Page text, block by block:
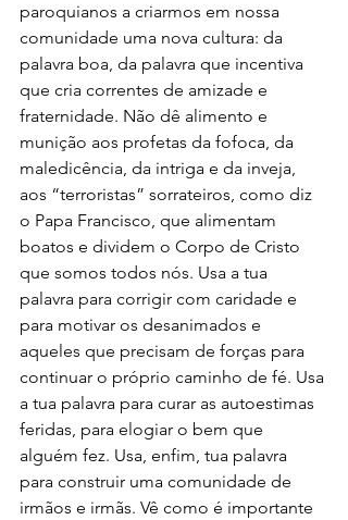
paroquianos a criarmos em nossa
comunidade uma nova cultura: da
palavra boa, da palavra que incentiva
que cria correntes de amizade e
fraternidade. Não dê alimento e
munição aos profetas da fofoca, da
maledicência, da intriga e da inveja,
aos “terroristas” sorrateiros, como diz
o Papa Francisco, que alimentam
boatos e dividem o Corpo de Cristo
que somos todos nós. Usa a tua
palavra para corrigir com caridade e
para motivar os desanimados e
aqueles que precisam de forças para
continuar o próprio caminho de fé. Usa
a tua palavra para curar as autoestimas
feridas, para elogiar o bem que
alguém fez. Usa, enfim, tua palavra
para construir uma comunidade de
irmãos e irmãs. Vê como é importante